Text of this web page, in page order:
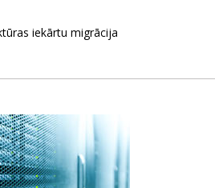
iekārtu migrācija